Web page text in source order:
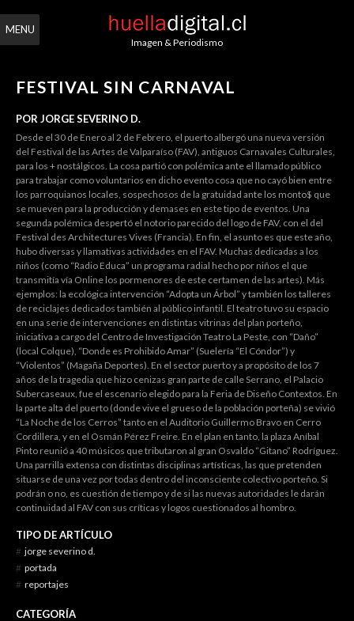
Imagen & Periodismo
FESTIVAL SIN CARNAVAL
POR JORGE SEVERINO D.
Desde el 30 de Enero al 2 de Febrero, el puerto albergó una nueva versión
del Festival de las Artes de Valparaíso (FAV), antiguos Carnavales Culturales,
para los + nostálgicos. La cosa partió con polémica ante el llamado público
para trabajar como voluntarios en dicho evento cosa que no cayó bien entre
los parroquianos locales, sospechosos de la gratuidad ante los monto$ que
se mueven para la producción y demases en este tipo de eventos. Una
segunda polémica despertó el notorio parecido del logo de FAV, con el del
Festival des Architectures Vives (Francia). En fin, el asunto es que este año,
hubo diversas y llamativas actividades en el FAV. Muchas dedicadas a los
niños (como “Radio Educa” un programa radial hecho por niños el que
transmitía vía Online los pormenores de este certamen de las artes). Más
ejemplos: la ecológica intervención “Adopta un Árbol” y también los talleres
de reciclajes dedicados también al público infantil. El teatro tuvo su espacio
en una serie de intervenciones en distintas vitrinas del plan porteño,
iniciativa a cargo del Centro de Investigación Teatro La Peste, con “Daño”
(local Colque), “Donde es Prohibido Amar” (Suelería “El Cóndor”) y
“Violentos” (Magaña Deportes). En el sector puerto y a propósito de los 7
años de la tragedia que hizo cenizas gran parte de calle Serrano, el Palacio
Subercaseaux, fue el escenario elegido para la Feria de Diseño Contextos. En
la parte alta del puerto (donde vive el grueso de la población porteña) se vivió
“La Noche de los Cerros” tanto en el Auditorio Guillermo Bravo en Cerro
Cordillera, y en el Osmán Pérez Freire. En el plan en tanto, la plaza Aníbal
Pinto reunió a 40 músicos que tributaron al gran Osvaldo “Gitano” Rodríguez.
Una parrilla extensa con distintas disciplinas artísticas, las que pretenden
situarse de una vez por todas dentro del inconsciente colectivo porteño. Si
podrán o no, es cuestión de tiempo y de si las nuevas autoridades le darán
continuidad al FAV con sus críticas y logos cuestionados al hombro.
TIPO DE ARTÍCULO
# jorge severino d.
# portada
# reportajes
CATEGORÍA
MENU